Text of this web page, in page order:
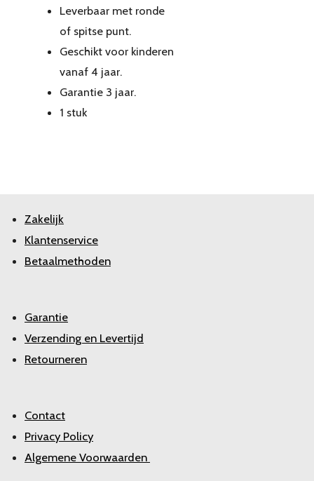
Leverbaar met ronde
of spitse punt.
Geschikt voor kinderen
vanaf 4 jaar.
Garantie 3 jaar.
1 stuk
Zakelijk
Klantenservice
Betaalmethoden
Garantie
Verzending en Levertijd
Retourneren
Contact
Privacy Policy
Algemene Voorwaarden